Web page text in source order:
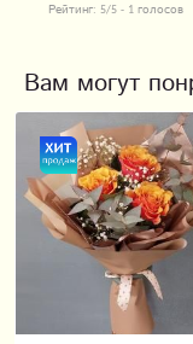
Рейтинг: 5/5 - 1 голосов
Вам могут